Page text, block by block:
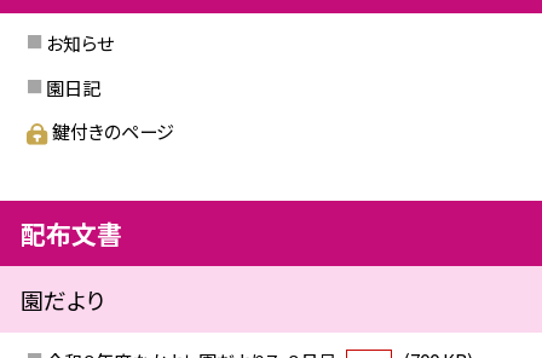
お知らせ
園日記
鍵付きのページ
配布文書
園だより